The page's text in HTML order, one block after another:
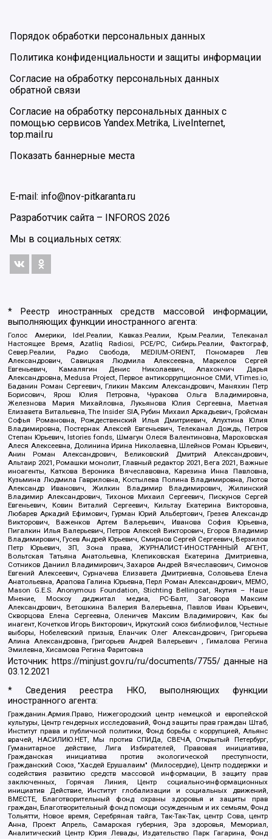
Порядок обработки персональных данных
Политика конфиденциальности и защиты информации
Согласие на обработку персональных данных
обратной связи
Согласие на обработку персональных данных с
помощью сервисов Yandex.Metrika, LiveInternet,
top.mail.ru
Показать баннерные места
E-mail: info@nov-pitkaranta.ru
Разработчик сайта –
INFOROS 2026
Мы в социальных сетях:
* Реестр иностранных средств массовой информации,
выполняющих функции иностранного агента:
Голос Америки, Idel.Реалии, Кавказ.Реалии, Крым.Реалии, Телеканал
Настоящее Время, Azatliq Radiosi, PCE/PC, Сибирь.Реалии, Фактограф,
Север.Реалии, Радио Свобода, MEDIUM-ORIENT, Пономарев Лев
Александрович, Савицкая Людмила Алексеевна, Маркелов Сергей
Евгеньевич, Камалягин Денис Николаевич, Апахончич Дарья
Александровна, Medusa Project, Первое антикоррупционное СМИ, VTimes.io,
Баданин Роман Сергеевич, Гликин Максим Александрович, Маняхин Петр
Борисович, Ярош Юлия Петровна, Чуракова Ольга Владимировна,
Железнова Мария Михайловна, Лукьянова Юлия Сергеевна, Маетная
Елизавета Витальевна, The Insider SIA, Рубин Михаил Аркадьевич, Гройсман
Софья Романовна, Рождественский Илья Дмитриевич, Апухтина Юлия
Владимировна, Постернак Алексей Евгеньевич, Телеканал Дождь, Петров
Степан Юрьевич, Istories fonds, Шмагун Олеся Валентиновна, Мароховская
Алеся Алексеевна, Долинина Ирина Николаевна, Шлейнов Роман Юрьевич,
Анин Роман Александрович, Великовский Дмитрий Александрович,
Альтаир 2021, Ромашки монолит, Главный редактор 2021, Вега 2021, Важные
иноагенты, Каткова Вероника Вячеславовна, Карезина Инна Павловна,
Кузьмина Людмила Гавриловна, Костылева Полина Владимировна, Лютов
Александр Иванович, Жилкин Владимир Владимирович, Жилинский
Владимир Александрович, Тихонов Михаил Сергеевич, Пискунов Сергей
Евгеньевич, Ковин Виталий Сергеевич, Кильтау Екатерина Викторовна,
Любарев Аркадий Ефимович, Гурман Юрий Альбертович, Грезев Александр
Викторович, Важенков Артем Валерьевич, Иванова София Юрьевна,
Пигалкин Илья Валерьевич, Петров Алексей Викторович, Егоров Владимир
Владимирович, Гусев Андрей Юрьевич, Смирнов Сергей Сергеевич, Верзилов
Петр Юрьевич, ЗП, Зона права, ЖУРНАЛИСТ-ИНОСТРАННЫЙ АГЕНТ,
Вольтская Татьяна Анатольевна, Клепиковская Екатерина Дмитриевна,
Сотников Даниил Владимирович, Захаров Андрей Вячеславович, Симонов
Евгений Алексеевич, Сурначева Елизавета Дмитриевна, Соловьева Елена
Анатольевна, Арапова Галина Юрьевна, Перл Роман Александрович, МЕМО,
Mason G.E.S. Anonymous Foundation, Stichting Bellingcat, Якутия – Наше
Мнение, Москоу диджитал медиа, РС-Балт, Заговора Максим
Александрович, Ветошкина Валерия Валерьевна, Павлов Иван Юрьевич,
Скворцова Елена Сергеевна, Оленичев Максим Владимирович, Как бы
инагент, Кочетков Игорь Викторович, Иркутский союз библиофилов, Честные
выборы, Нобелевский призыв, Еланчик Олег Александрович, Григорьева
Алина Александровна, Григорьев Андрей Валерьевич , Гималова Регина
Эмилевна, Хисамова Регина Фаритовна
Источник: https://minjust.gov.ru/ru/documents/7755/ данные на
03.12.2021
* Сведения реестра НКО, выполняющих функции
иностранного агента:
Гражданин.Армия.Право, Нижегородский центр немецкой и европейской
культуры, Центр гендерных исследований, Фонд защиты прав граждан Штаб,
Институт права и публичной политики, Фонд борьбы с коррупцией, Альянс
врачей, НАСИЛИЮ.НЕТ, Мы против СПИДа, СВЕЧА, Открытый Петербург,
Гуманитарное действие, Лига Избирателей, Правовая инициатива,
Гражданская инициатива против экологической преступности,
Гражданский Союз, "Хасдей Ерушалаим" (Милосердие), Центр поддержки и
содействия развитию средств массовой информации, В защиту прав
заключенных, Горячая Линия, Центр социально-информационных
инициатив Действие, Институт глобализации и социальных движений,
ВМЕСТЕ, Благотворительный фонд охраны здоровья и защиты прав
граждан, Благотворительный фонд помощи осужденным и их семьям, Фонд
Тольятти, Новое время, Серебряная тайга, Так-Так-Так, центр Сова, центр
Анна, Проект Апрель, Самарская губерния, Эра здоровья, Мемориал,
Аналитический Центр Юрия Левады, Издательство Парк Гагарина, Фонд